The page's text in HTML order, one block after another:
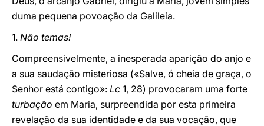
duma pequena povoação da Galileia.
1. Não temas!
Compreensivelmente, a inesperada aparição do anjo e
a sua saudação misteriosa («Salve, ó cheia de graça, o
Senhor está contigo»: Lc 1, 28) provocaram uma forte
turbação em Maria, surpreendida por esta primeira
revelação da sua identidade e da sua vocação, que